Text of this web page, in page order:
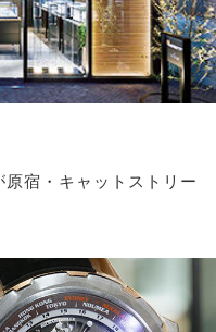
宿・キャットストリー